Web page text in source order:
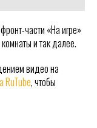
части «На игре»
и так далее.
видео на
RuTube, чтобы